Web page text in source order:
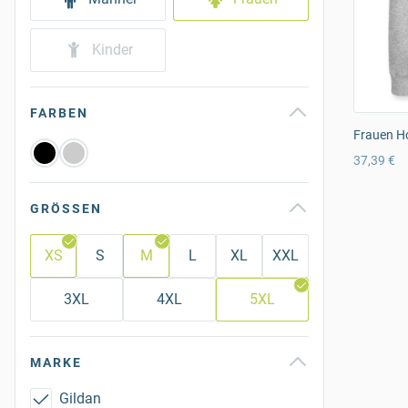
Kinder
FARBEN
GRÖSSEN
XS S M L XL XXL
3XL 4XL 5XL
MARKE
Gildan
Frauen
37,39 €